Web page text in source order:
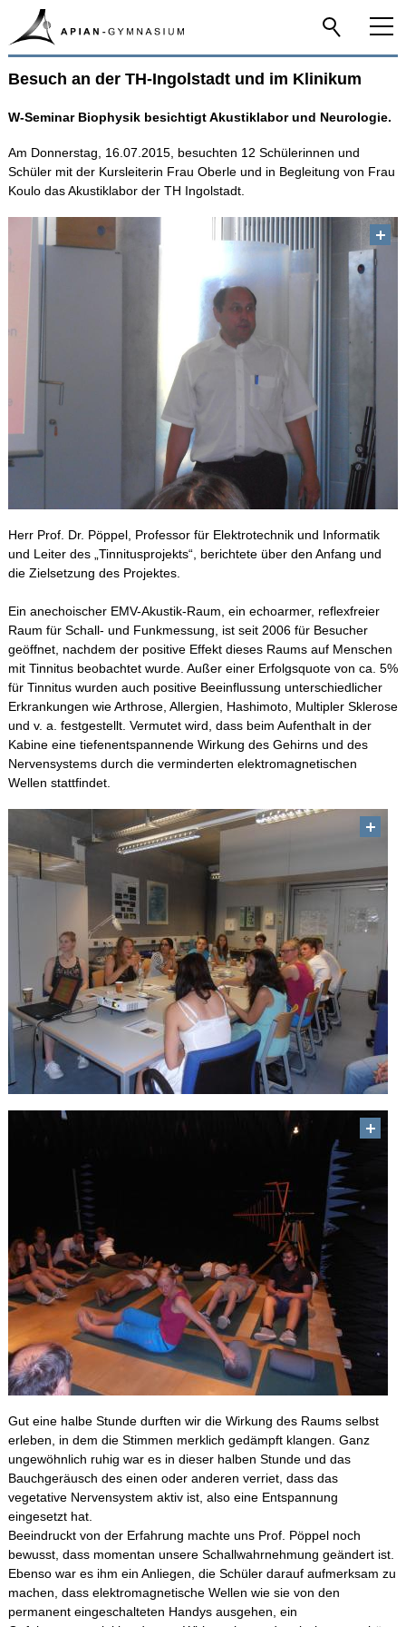
Home
Schulfamilie
Infos-Service
Apian digital
Fächer
Schulleben
WebUntis
Kontakt
Impressum
Datenschutzerklärung
Sitemap
Besuch an der TH-Ingolstadt und im Klinikum
W-Seminar Biophysik besichtigt Akustiklabor und Neurologie.
Am Donnerstag, 16.07.2015, besuchten 12 Schülerinnen und
Schüler mit der Kursleiterin Frau Oberle und in Begleitung von Frau
Koulo das Akustiklabor der TH Ingolstadt.
Herr Prof. Dr. Pöppel, Professor für Elektrotechnik und Informatik
und Leiter des „Tinnitusprojekts“, berichtete über den Anfang und
die Zielsetzung des Projektes.
Ein anechoischer EMV-Akustik-Raum, ein echoarmer, reflexfreier
Raum für Schall- und Funkmessung, ist seit 2006 für Besucher
geöffnet, nachdem der positive Effekt dieses Raums auf Menschen
mit Tinnitus beobachtet wurde. Außer einer Erfolgsquote von ca. 5%
für Tinnitus wurden auch positive Beeinflussung unterschiedlicher
Erkrankungen wie Arthrose, Allergien, Hashimoto, Multipler Sklerose
und v. a. festgestellt. Vermutet wird, dass beim Aufenthalt in der
Kabine eine tiefenentspannende Wirkung des Gehirns und des
Nervensystems durch die verminderten elektromagnetischen
Wellen stattfindet.
Gut eine halbe Stunde durften wir die Wirkung des Raums selbst
erleben, in dem die Stimmen merklich gedämpft klangen. Ganz
ungewöhnlich ruhig war es in dieser halben Stunde und das
Bauchgeräusch des einen oder anderen verriet, dass das
vegetative Nervensystem aktiv ist, also eine Entspannung
eingesetzt hat.
Beeindruckt von der Erfahrung machte uns Prof. Pöppel noch
bewusst, dass momentan unsere Schallwahrnehmung geändert ist.
Ebenso war es ihm ein Anliegen, die Schüler darauf aufmerksam zu
machen, dass elektromagnetische Wellen wie sie von den
permanent eingeschalteten Handys ausgehen, ein